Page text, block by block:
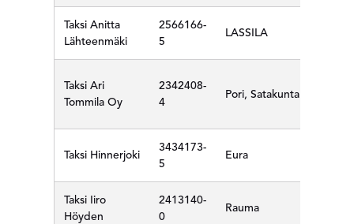
Taksi Anitta
Lähteenmäki
2566166-
5
LASSILA
Taksi Ari
Tommila Oy
2342408-
4
Pori, Satakunta
Taksi Hinnerjoki
3434173-
5
Eura
Taksi Iiro
Höyden
2413140-
0
Rauma